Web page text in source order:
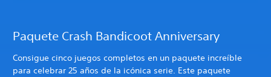
Paquete Crash Bandicoot Anniversary
Consigue cinco juegos completos en un paquete increíble
para celebrar 25 años de la icónica serie. Este paquete